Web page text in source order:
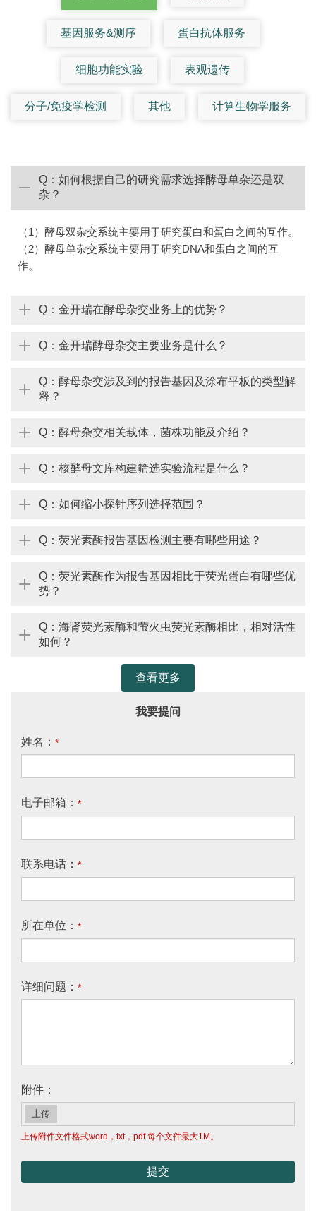
基因服务&测序 蛋白抗体服务
细胞功能实验 表观遗传
分子/免疫学检测 其他 计算生物学服务
Q：如何根据自己的研究需求选择酵母单杂还是双
杂？
（1）酵母双杂交系统主要用于研究蛋白和蛋白之间的互作。
（2）酵母单杂交系统主要用于研究DNA和蛋白之间的互
作。
Q：金开瑞在酵母杂交业务上的优势？
Q：金开瑞酵母杂交主要业务是什么？
Q：酵母杂交涉及到的报告基因及涂布平板的类型解
释？
Q：酵母杂交相关载体，菌株功能及介绍？
Q：核酵母文库构建筛选实验流程是什么？
Q：如何缩小探针序列选择范围？
Q：荧光素酶报告基因检测主要有哪些用途？
Q：荧光素酶作为报告基因相比于荧光蛋白有哪些优
势？
Q：海肾荧光素酶和萤火虫荧光素酶相比，相对活性
如何？
我要提问
姓名： *
电子邮箱： *
联系电话： *
所在单位： *
详细问题： *
附件：
上传
上传附件文件格式word，txt，pdf 每个文件最大1M。